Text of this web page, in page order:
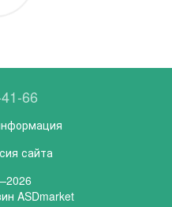
66
сайта
ASDmarket